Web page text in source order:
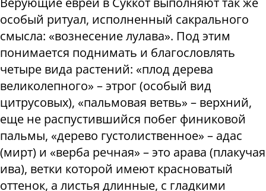
особый ритуал, исполненный сакрального
смысла: «вознесение лулава». Под этим
понимается поднимать и благословлять
четыре вида растений: «плод дерева
великолепного» – этрог (особый вид
цитрусовых), «пальмовая ветвь» – верхний,
еще не распустившийся побег финиковой
пальмы, «дерево густолиственное» – адас
(мирт) и «верба речная» – это арава (плакучая
ива), ветки которой имеют красноватый
оттенок, а листья длинные, с гладкими